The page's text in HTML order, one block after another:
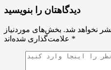
دیدگاهتان را بنویسید
نخواهد شد. بخش‌های موردنیاز
*